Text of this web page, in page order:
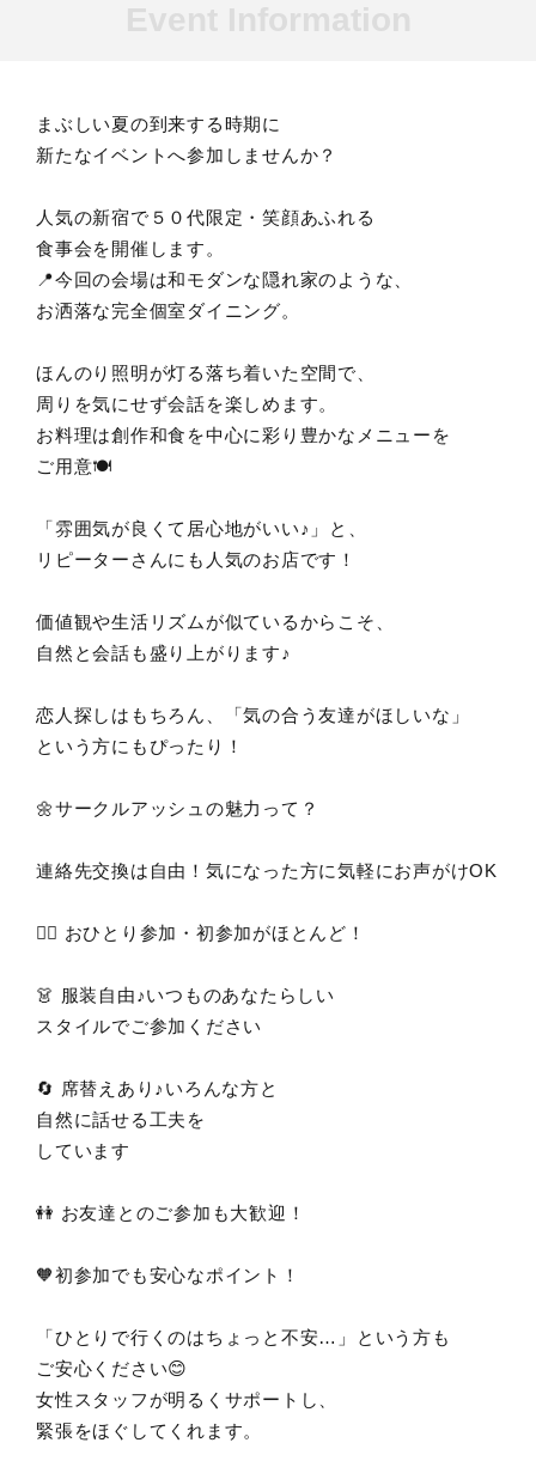
まぶしい夏の到来する時期に
新たなイベントへ参加しませんか？
人気の新宿で５０代限定・笑顔あふれる
食事会を開催します。
📍今回の会場は和モダンな隠れ家のような、
お洒落な完全個室ダイニング。
ほんのり照明が灯る落ち着いた空間で、
周りを気にせず会話を楽しめます。
お料理は創作和食を中心に彩り豊かなメニューを
ご用意🍽️
「雰囲気が良くて居心地がいい♪」と、
リピーターさんにも人気のお店です！
価値観や生活リズムが似ているからこそ、
自然と会話も盛り上がります♪
恋人探しはもちろん、「気の合う友達がほしいな」
という方にもぴったり！
🌼サークルアッシュの魅力って？
連絡先交換は自由！気になった方に気軽にお声がけOK
🙋‍♀️ おひとり参加・初参加がほとんど！
👗 服装自由♪いつものあなたらしい
スタイルでご参加ください
🔄 席替えあり♪いろんな方と
自然に話せる工夫を
しています
👭 お友達とのご参加も大歓迎！
🧡初参加でも安心なポイント！
「ひとりで行くのはちょっと不安…」という方も
ご安心ください😊
女性スタッフが明るくサポートし、
緊張をほぐしてくれます。